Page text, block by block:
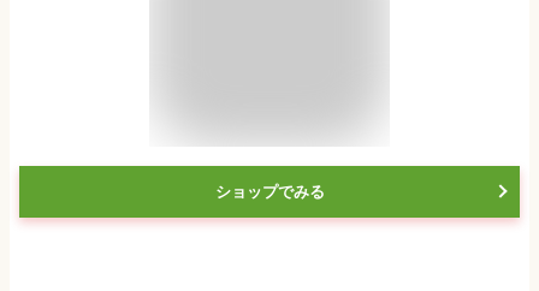
ショップでみる